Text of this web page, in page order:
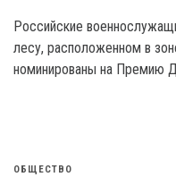
Российские
лесу, расположенном в
номинированы на Премию
ОБЩЕСТВО